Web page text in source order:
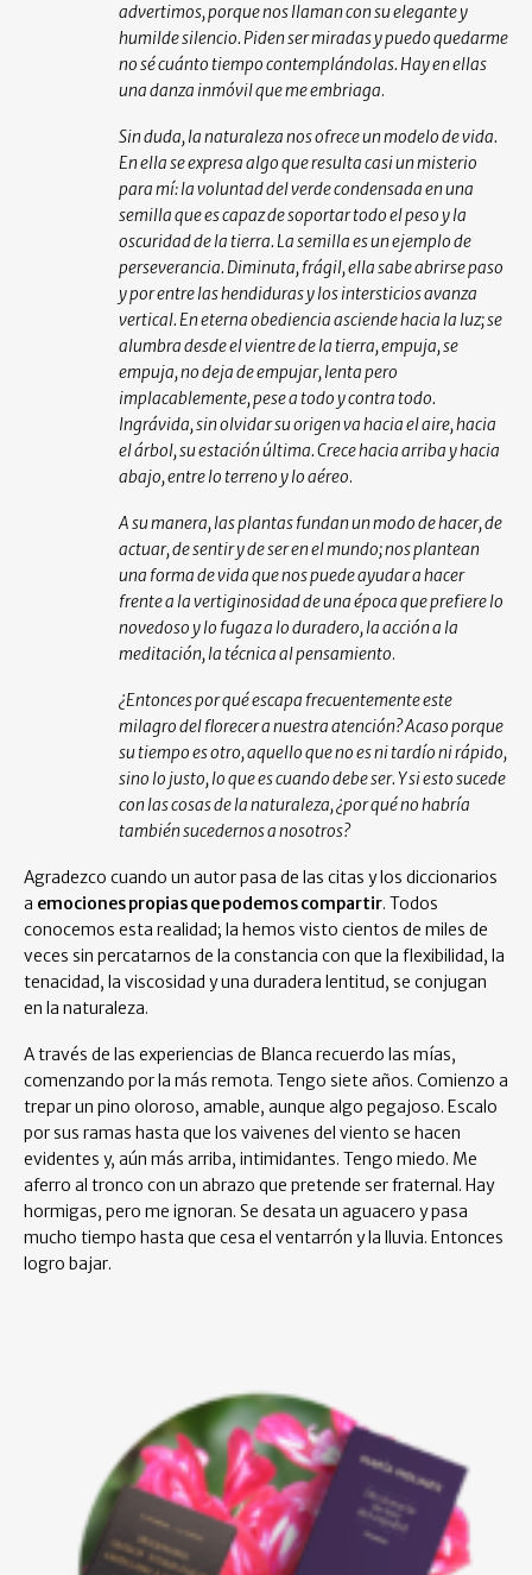
advertimos, porque nos llaman con su elegante y
humilde silencio. Piden ser miradas y puedo quedarme
no sé cuánto tiempo contemplándolas. Hay en ellas
una danza inmóvil que me embriaga.
Sin duda, la naturaleza nos ofrece un modelo de vida.
En ella se expresa algo que resulta casi un misterio
para mí: la voluntad del verde condensada en una
semilla que es capaz de soportar todo el peso y la
oscuridad de la tierra. La semilla es un ejemplo de
perseverancia. Diminuta, frágil, ella sabe abrirse paso
y por entre las hendiduras y los intersticios avanza
vertical. En eterna obediencia asciende hacia la luz; se
alumbra desde el vientre de la tierra, empuja, se
empuja, no deja de empujar, lenta pero
implacablemente, pese a todo y contra todo.
Ingrávida, sin olvidar su origen va hacia el aire, hacia
el árbol, su estación última. Crece hacia arriba y hacia
abajo, entre lo terreno y lo aéreo.
A su manera, las plantas fundan un modo de hacer, de
actuar, de sentir y de ser en el mundo; nos plantean
una forma de vida que nos puede ayudar a hacer
frente a la vertiginosidad de una época que prefiere lo
novedoso y lo fugaz a lo duradero, la acción a la
meditación, la técnica al pensamiento.
¿Entonces por qué escapa frecuentemente este
milagro del florecer a nuestra atención? Acaso porque
su tiempo es otro, aquello que no es ni tardío ni rápido,
sino lo justo, lo que es cuando debe ser. Y si esto sucede
con las cosas de la naturaleza, ¿por qué no habría
también sucedernos a nosotros?
Agradezco cuando un autor pasa de las citas y los diccionarios
a emociones propias que podemos compartir. Todos
conocemos esta realidad; la hemos visto cientos de miles de
veces sin percatarnos de la constancia con que la flexibilidad, la
tenacidad, la viscosidad y una duradera lentitud, se conjugan
en la naturaleza.
A través de las experiencias de Blanca recuerdo las mías,
comenzando por la más remota. Tengo siete años. Comienzo a
trepar un pino oloroso, amable, aunque algo pegajoso. Escalo
por sus ramas hasta que los vaivenes del viento se hacen
evidentes y, aún más arriba, intimidantes. Tengo miedo. Me
aferro al tronco con un abrazo que pretende ser fraternal. Hay
hormigas, pero me ignoran. Se desata un aguacero y pasa
mucho tiempo hasta que cesa el ventarrón y la lluvia. Entonces
logro bajar.